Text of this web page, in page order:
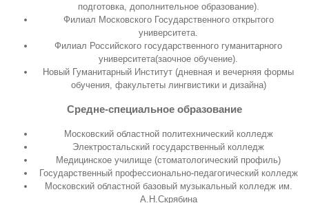
подготовка, дополнительное образование).
Филиал Московского Государственного открытого
университета.
Филиал Российского государственного гуманитарного
университета(заочное обучение).
Новый Гуманитарный Институт (дневная и вечерняя формы
обучения, факультеты лингвистики и дизайна)
Средне-специальное образование
Московский областной политехнический колледж
Электростальский государственный колледж
Медицинское училище (стоматологический профиль)
Государственный профессионально-педагогический колледж
Московский областной базовый музыкальный колледж им.
А.Н.Скрябина